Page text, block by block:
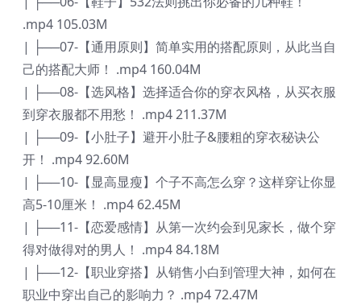
.mp4 105.03M
| ├──07-【通用原则】简单实用的搭配原则，从此当自
己的搭配大师！ .mp4 160.04M
| ├──08-【选风格】选择适合你的穿衣风格，从买衣服
到穿衣服都不用愁！ .mp4 211.37M
| ├──09-【小肚子】避开小肚子&腰粗的穿衣秘诀公
开！ .mp4 92.60M
| ├──10-【显高显瘦】个子不高怎么穿？这样穿让你显
高5-10厘米！ .mp4 62.45M
| ├──11-【恋爱感情】从第一次约会到见家长，做个穿
得对做得对的男人！ .mp4 84.18M
| ├──12-【职业穿搭】从销售小白到管理大神，如何在
职业中穿出自己的影响力？ .mp4 72.47M